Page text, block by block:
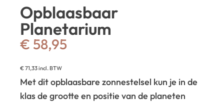
Opblaasbaar
Planetarium
€ 58,95
€71,33incl. BTW
Met dit opblaasbare zonnestelsel kun je in de
klas de grootte en positie van de planeten